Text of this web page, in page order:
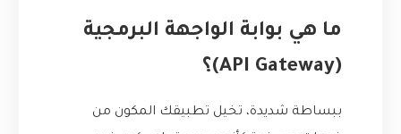
ما هي بوابة الواجهة البرمجية
(API Gateway)؟
ببساطة شديدة، تخيل تطبيقك المكون من